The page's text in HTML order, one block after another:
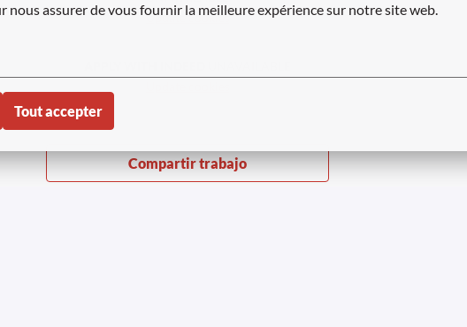
nous assurer de vous fournir la meilleure expérience sur notre site web.
Tout accepter
Update cookies
Compartir trabajo